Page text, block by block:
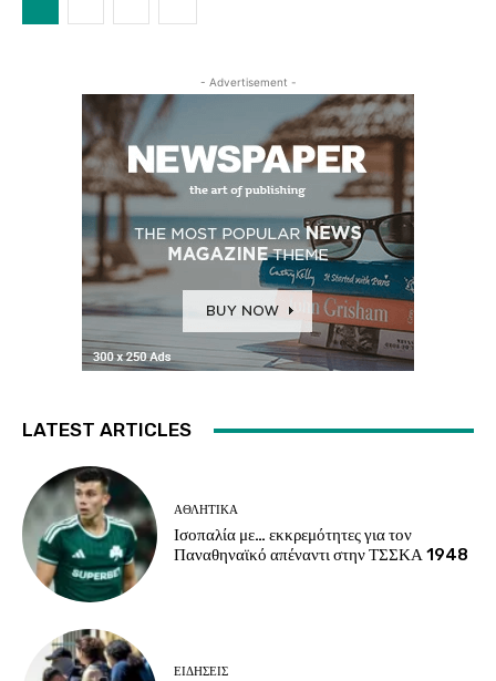
- Advertisement -
LATEST ARTICLES
ΑΘΛΗΤΙΚΑ
Ισοπαλία με… εκκρεμότητες για τον
Παναθηναϊκό απέναντι στην ΤΣΣΚΑ 1948
ΕΙΔΗΣΕΙΣ